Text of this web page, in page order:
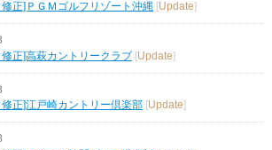
修正]ＰＧＭゴルフリゾート沖縄 Update
正]高萩カントリークラブ [Update]
修正]江戸崎カントリー倶楽部 Update